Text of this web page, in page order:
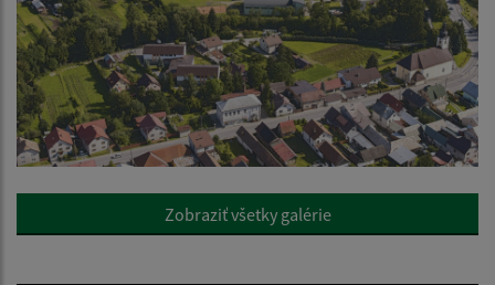
Zobraziť všetky galérie